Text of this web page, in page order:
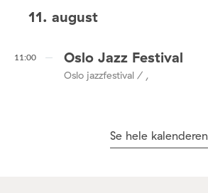
11. august
11:00 Oslo Jazz Festival
Oslo jazzfestival / ,
Se hele kalenderen